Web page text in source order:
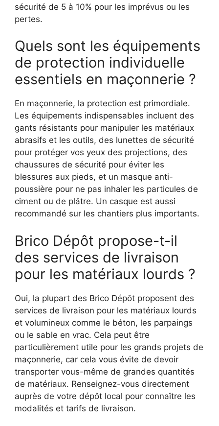
sécurité de 5 à 10% pour les imprévus ou les
pertes.
Quels sont les équipements
de protection individuelle
essentiels en maçonnerie ?
En maçonnerie, la protection est primordiale.
Les équipements indispensables incluent des
gants résistants pour manipuler les matériaux
abrasifs et les outils, des lunettes de sécurité
pour protéger vos yeux des projections, des
chaussures de sécurité pour éviter les
blessures aux pieds, et un masque anti-
poussière pour ne pas inhaler les particules de
ciment ou de plâtre. Un casque est aussi
recommandé sur les chantiers plus importants.
Brico Dépôt propose-t-il
des services de livraison
pour les matériaux lourds ?
Oui, la plupart des Brico Dépôt proposent des
services de livraison pour les matériaux lourds
et volumineux comme le béton, les parpaings
ou le sable en vrac. Cela peut être
particulièrement utile pour les grands projets de
maçonnerie, car cela vous évite de devoir
transporter vous-même de grandes quantités
de matériaux. Renseignez-vous directement
auprès de votre dépôt local pour connaître les
modalités et tarifs de livraison.